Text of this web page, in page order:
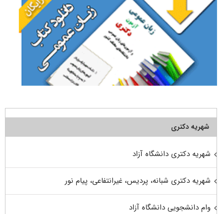
شهریه دکتری
شهریه دکتری دانشگاه آزاد
شهریه دکتری شبانه، پردیس، غیرانتفاعی، پیام نور
وام دانشجویی دانشگاه آزاد